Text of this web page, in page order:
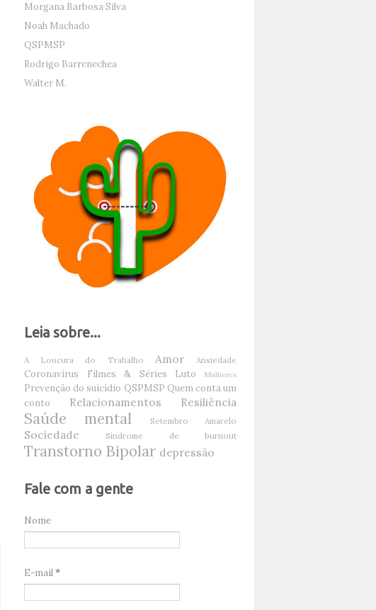
Morgana Barbosa Silva
Noah Machado
QSPMSP
Rodrigo Barrenechea
Walter M.
Leia sobre...
A Loucura do Trabalho Amor Ansiedade
Coronavírus Filmes & Séries Luto Mulheres
Prevenção do suicídio QSPMSP Quem conta um
conto
Relacionamentos Resiliência
Saúde mental Setembro Amarelo
Sociedade Síndrome de burnout
Transtorno Bipolar depressão
Fale com a gente
Nome
E-mail*